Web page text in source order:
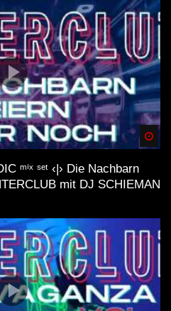
ᵐⁱˣ ˢᵉᵗ ‹|› Die Nachbarn
mit DJ SCHIEMAN